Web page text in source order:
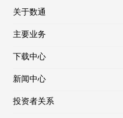
关于数通
主要业务
下载中心
新闻中心
投资者关系